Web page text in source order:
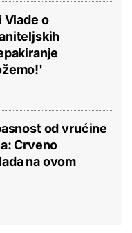
Vlade o
od vrućine
Crveno
na ovom